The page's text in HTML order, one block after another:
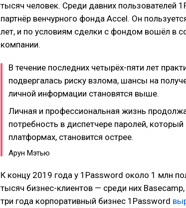
тысяч человек. Среди давних пользователей
партнёр венчурного фонда Accel. Он
лет, и по условиям сделки с фондом вошёл в
компании.
В течение последних четырёх-пяти лет
подвергалась риску взлома, шансы на
личной информации становятся выше.
Личная и профессиональная жизнь
потребность в диспетчере паролей,
платформах, становится острее.
Арун Мэтью
К концу 2019 года у 1Password около 1 млн
тысяч бизнес-клиентов — среди них
три года корпоративный бизнес 1Password